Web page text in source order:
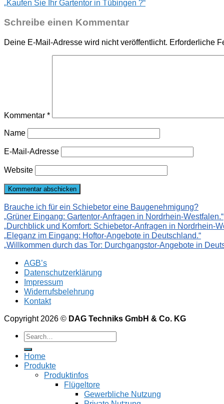
„Kaufen Sie Ihr Gartentor in Tübingen ?“
Schreibe einen Kommentar
Deine E-Mail-Adresse wird nicht veröffentlicht. Erforderliche
Kommentar *
Name
E-Mail-Adresse
Website
Brauche ich für ein Schiebetor eine Baugenehmigung?
„Grüner Eingang: Gartentor-Anfragen in Nordrhein-Westfalen.“
„Durchblick und Komfort: Schiebetor-Anfragen in Nordrhein-
„Eleganz im Eingang: Hoftor-Angebote in Deutschland.“
„Willkommen durch das Tor: Durchgangstor-Angebote in
AGB’s
Datenschutzerklärung
Impressum
Widerrufsbelehrung
Kontakt
Copyright 2026 © DAG Techniks GmbH & Co. KG
Home
Produkte
Produktinfos
Flügeltore
Gewerbliche Nutzung